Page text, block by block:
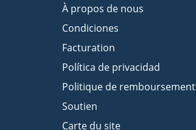
À propos de nous
Condiciones
Facturation
Política de privacidad
Politique de remboursement
Soutien
Carte du site